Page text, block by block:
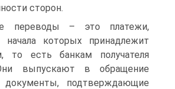
сторон.
переводы – это платежи,
начала которых принадлежит
то есть банкам получателя
выпускают в обращение
документы, подтверждающие